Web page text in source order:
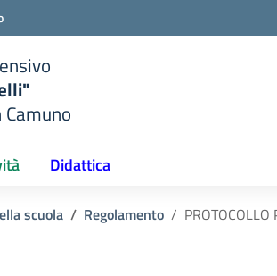
Didattica
scuola Regolamento PROTOCOLLO